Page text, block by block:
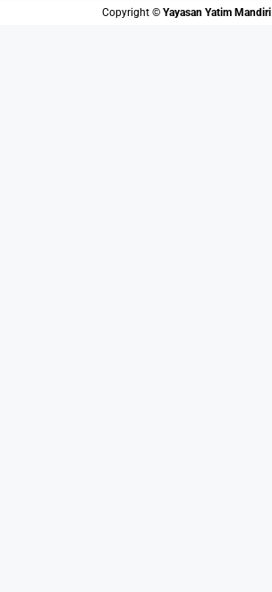
Copyright ©️ Yayasan Yatim Mandiri